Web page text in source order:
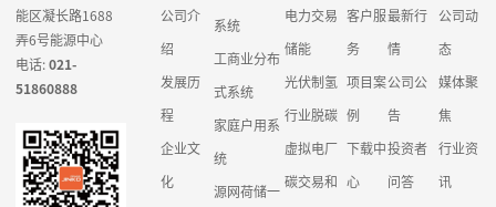
能区凝长路1688
弄6号能源中心
电话:021-
51860888
公司介
绍
发展历
程
企业文
化
系统
工商业分布
式系统
家庭户用系
统
源网荷储一
电力交易
储能
光伏制氢
行业脱碳
虚拟电厂
碳交易和
客户服
务
项目案
例
下载中
心
最新行
情
公司公
告
投资者
问答
公司动
态
媒体聚
焦
行业资
讯